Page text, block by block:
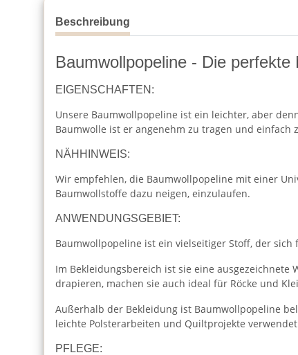
Beschreibung
Baumwollpopeline - Die
EIGENSCHAFTEN:
Unsere Baumwollpopeline ist ein leichter, aber
Baumwolle ist er angenehm zu tragen und einfach
NÄHHINWEIS:
Wir empfehlen, die Baumwollpopeline mit einer
Baumwollstoffe dazu neigen, einzulaufen.
ANWENDUNGSGEBIET:
Baumwollpopeline ist ein vielseitiger Stoff, der
Im Bekleidungsbereich ist sie eine
drapieren, machen sie auch ideal für Röcke und
Außerhalb der Bekleidung ist Baumwollpopeline
leichte Polsterarbeiten und Quiltprojekte
PFLEGE: